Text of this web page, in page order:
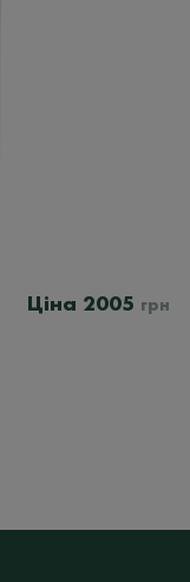
2005 грн